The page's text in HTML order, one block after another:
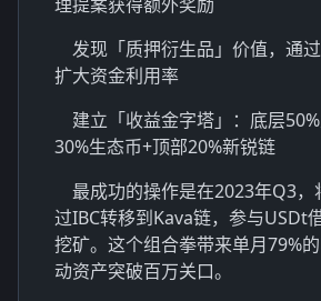
发现「质押衍生品」价值，通
扩大资金利用率
建立「收益金字塔」：底层
30%生态币+顶部20%新锐链
最成功的操作是在2023年Q3，
过IBC转移到Kava链，参与USDt
挖矿。这个组合拳带来单月79%
动资产突破百万关口。